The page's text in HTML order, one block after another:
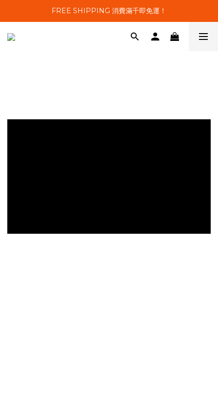
FREE SHIPPING 消費滿千即免運！